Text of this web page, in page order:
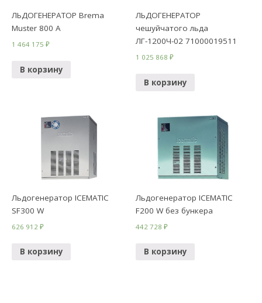
ЛЬДОГЕНЕРАТОР Brema
Muster 800 A
1 464 175₽
В корзину
ЛЬДОГЕНЕРАТОР
чешуйчатого льда
ЛГ-1200Ч-02 71000019511
1 025 868₽
В корзину
Льдогенератор ICEMATIC
SF300 W
626 912₽
В корзину
Льдогенератор ICEMATIC
F200 W без бункера
442 728₽
В корзину